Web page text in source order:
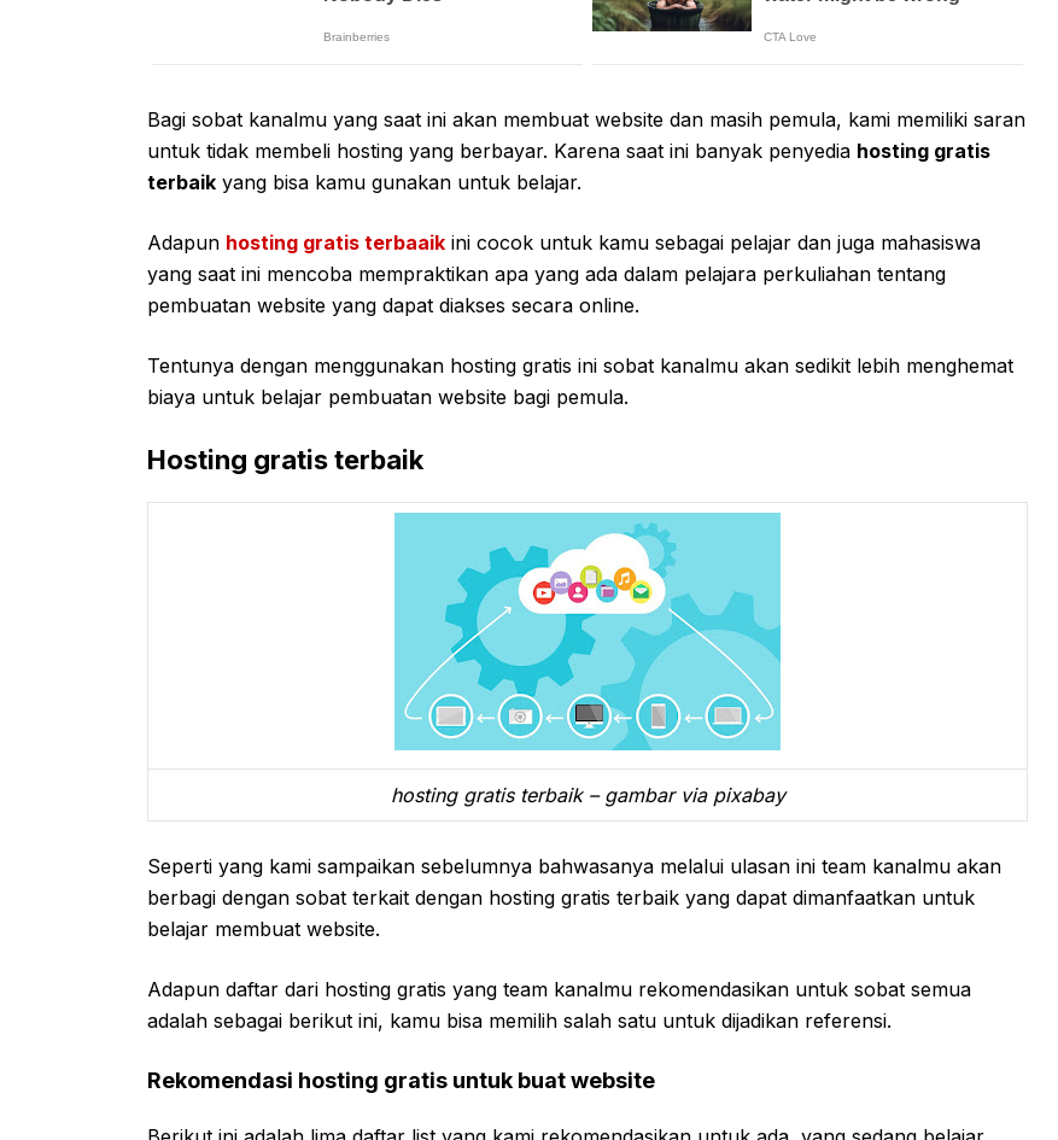
Bagi sobat kanalmu yang saat ini akan membuat website dan masih pemula, kami memiliki saran
untuk tidak membeli hosting yang berbayar. Karena saat ini banyak penyedia hosting gratis
terbaik yang bisa kamu gunakan untuk belajar.
Adapun hosting gratis terbaaik ini cocok untuk kamu sebagai pelajar dan juga mahasiswa
yang saat ini mencoba mempraktikan apa yang ada dalam pelajara perkuliahan tentang
pembuatan website yang dapat diakses secara online.
Tentunya dengan menggunakan hosting gratis ini sobat kanalmu akan sedikit lebih menghemat
biaya untuk belajar pembuatan website bagi pemula.
Hosting gratis terbaik
hosting gratis terbaik – gambar via pixabay
Seperti yang kami sampaikan sebelumnya bahwasanya melalui ulasan ini team kanalmu akan
berbagi dengan sobat terkait dengan hosting gratis terbaik yang dapat dimanfaatkan untuk
belajar membuat website.
Adapun daftar dari hosting gratis yang team kanalmu rekomendasikan untuk sobat semua
adalah sebagai berikut ini, kamu bisa memilih salah satu untuk dijadikan referensi.
Rekomendasi hosting gratis untuk buat website